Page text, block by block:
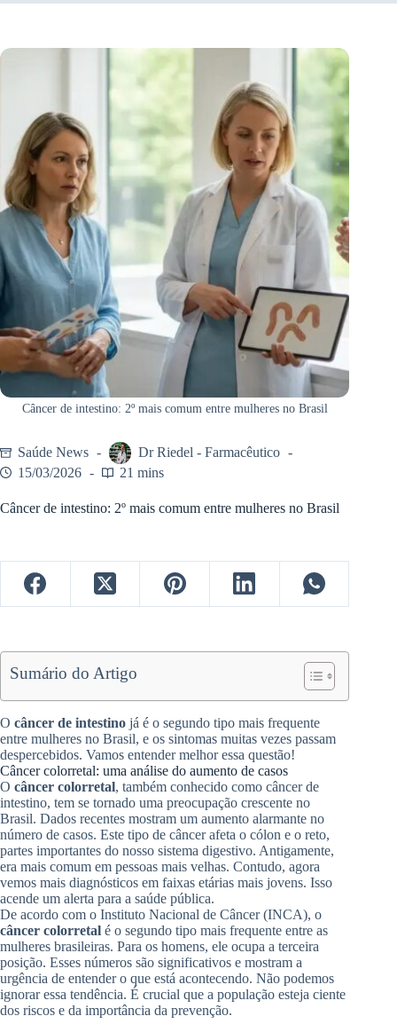
Câncer de intestino: 2º mais comum entre mulheres no Brasil
Saúde News
Dr Riedel - Farmacêutico
15/03/2026
21 mins
Câncer de intestino: 2º mais comum entre mulheres no Brasil
Sumário do Artigo
O câncer de intestino já é o segundo tipo mais frequente
entre mulheres no Brasil, e os sintomas muitas vezes passam
despercebidos. Vamos entender melhor essa questão!
Câncer colorretal: uma análise do aumento de casos
O câncer colorretal, também conhecido como câncer de
intestino, tem se tornado uma preocupação crescente no
Brasil. Dados recentes mostram um aumento alarmante no
número de casos. Este tipo de câncer afeta o cólon e o reto,
partes importantes do nosso sistema digestivo. Antigamente,
era mais comum em pessoas mais velhas. Contudo, agora
vemos mais diagnósticos em faixas etárias mais jovens. Isso
acende um alerta para a saúde pública.
De acordo com o Instituto Nacional de Câncer (INCA), o
câncer colorretal é o segundo tipo mais frequente entre as
mulheres brasileiras. Para os homens, ele ocupa a terceira
posição. Esses números são significativos e mostram a
urgência de entender o que está acontecendo. Não podemos
ignorar essa tendência. É crucial que a população esteja ciente
dos riscos e da importância da prevenção.